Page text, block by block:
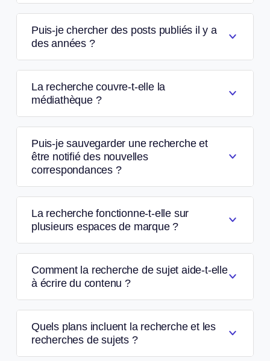
Puis-je chercher des posts publiés il y a
des années ?
La recherche couvre-t-elle la
médiathèque ?
Puis-je sauvegarder une recherche et
être notifié des nouvelles
correspondances ?
La recherche fonctionne-t-elle sur
plusieurs espaces de marque ?
Comment la recherche de sujet aide-t-elle
à écrire du contenu ?
Quels plans incluent la recherche et les
recherches de sujets ?